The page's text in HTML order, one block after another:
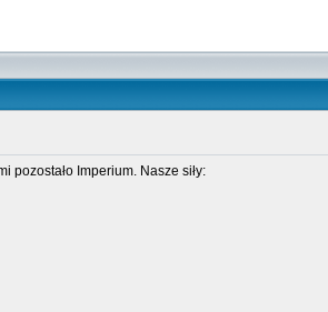
pozostało Imperium. Nasze siły: